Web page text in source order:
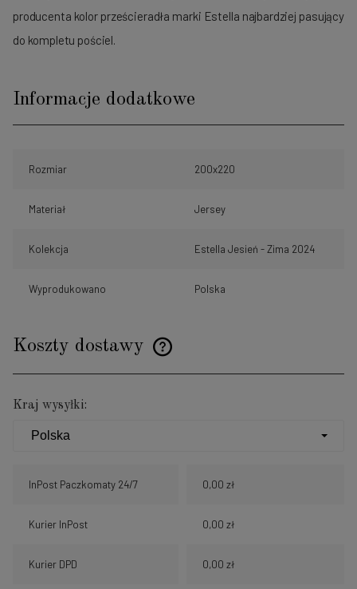
producenta kolor prześcieradła marki Estella najbardziej pasujący
do kompletu pościel.
Informacje dodatkowe
Rozmiar 200x220
Materiał Jersey
Kolekcja Estella Jesień - Zima 2024
Wyprodukowano Polska
Koszty dostawy
Cena nie zawiera ewentualnych kosztów płatności
Kraj wysyłki:
InPost Paczkomaty 24/7 0,00 zł
Kurier InPost 0,00 zł
Kurier DPD 0,00 zł